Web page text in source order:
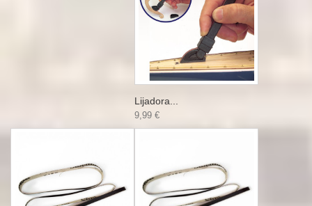
Lijadora...
9,99 €